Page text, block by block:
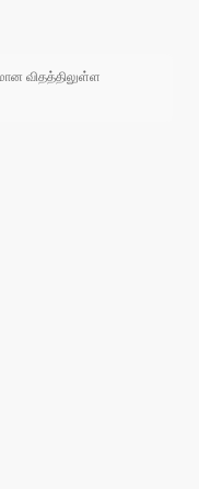
விதத்திலுள்ள